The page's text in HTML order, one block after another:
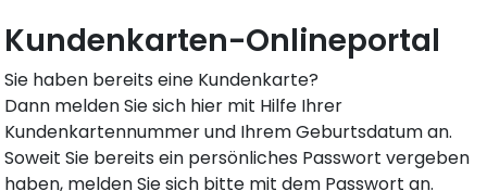
Kundenkarten-Onlineportal
Sie haben bereits eine Kundenkarte?
Dann melden Sie sich hier mit Hilfe Ihrer
Kundenkartennummer und Ihrem Geburtsdatum an.
Soweit Sie bereits ein persönliches Passwort vergeben
haben, melden Sie sich bitte mit dem Passwort an.